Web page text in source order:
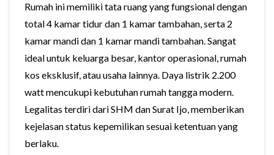
Rumah ini memiliki tata ruang yang fungsional dengan
total 4 kamar tidur dan 1 kamar tambahan, serta 2
kamar mandi dan 1 kamar mandi tambahan. Sangat
ideal untuk keluarga besar, kantor operasional, rumah
kos eksklusif, atau usaha lainnya. Daya listrik 2.200
watt mencukupi kebutuhan rumah tangga modern.
Legalitas terdiri dari SHM dan Surat Ijo, memberikan
kejelasan status kepemilikan sesuai ketentuan yang
berlaku.